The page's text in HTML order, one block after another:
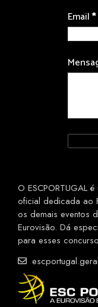
Email*
O ESCPORTUGAL
oficial dedicada ao
os demais eventos
Eurovisão. Dá
para esses